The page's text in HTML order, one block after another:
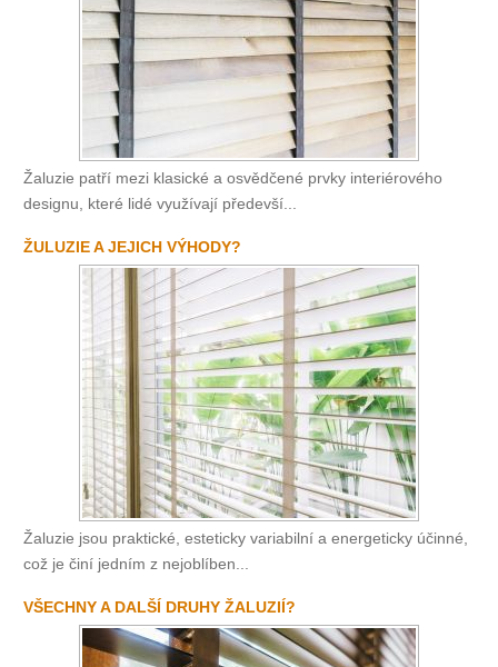
Žaluzie patří mezi klasické a osvědčené prvky interiérového
designu, které lidé využívají předevší...
ŽULUZIE A JEJICH VÝHODY?
Žaluzie jsou praktické, esteticky variabilní a energeticky účinné,
což je činí jedním z nejoblíben...
VŠECHNY A DALŠÍ DRUHY ŽALUZIÍ?